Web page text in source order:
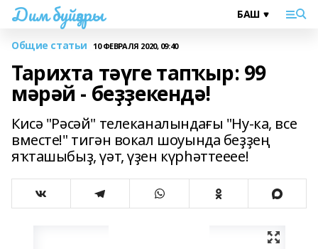
Дим буйҙары
Общие статьи 10 ФЕВРАЛЯ 2020, 09:40
Тарихта тәүге тапҡыр: 99
мәрәй - беҙҙекендә!
Кисә "Рәсәй" телеканалындағы "Ну-ка, все
вместе!" тигән вокал шоуында беҙҙең
яҡташыбыҙ, үәт, үҙен күрһәттееее!